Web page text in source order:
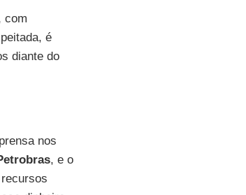
com
é
diante do
nos
, e o